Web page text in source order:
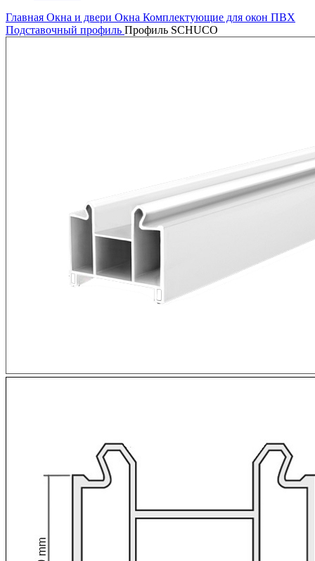
Главная Окна и двери Окна Комплектующие для окон ПВХ
Подставочный профиль Профиль SCHUCO